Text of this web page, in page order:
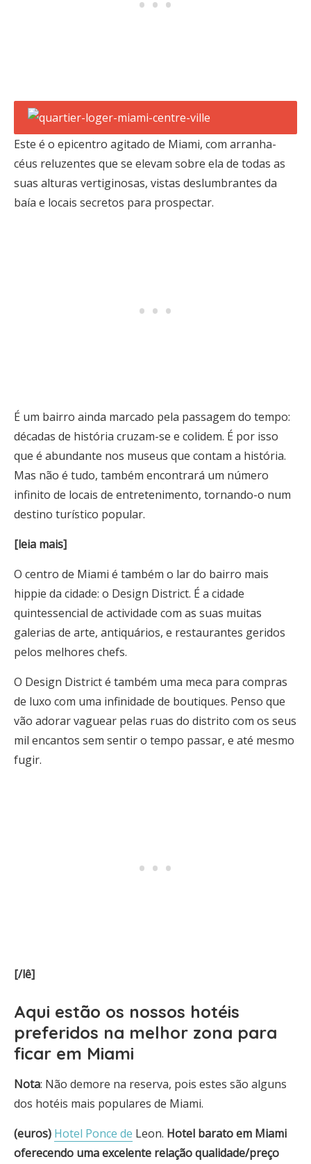
Este é o epicentro agitado de Miami, com arranha-
céus reluzentes que se elevam sobre ela de todas as
suas alturas vertiginosas, vistas deslumbrantes da
baía e locais secretos para prospectar.
É um bairro ainda marcado pela passagem do tempo:
décadas de história cruzam-se e colidem. É por isso
que é abundante nos museus que contam a história.
Mas não é tudo, também encontrará um número
infinito de locais de entretenimento, tornando-o num
destino turístico popular.
[leia mais]
O centro de Miami é também o lar do bairro mais
hippie da cidade: o Design District. É a cidade
quintessencial de actividade com as suas muitas
galerias de arte, antiquários, e restaurantes geridos
pelos melhores chefs.
O Design District é também uma meca para compras
de luxo com uma infinidade de boutiques. Penso que
vão adorar vaguear pelas ruas do distrito com os seus
mil encantos sem sentir o tempo passar, e até mesmo
fugir.
[/lê]
Aqui estão os nossos hotéis
preferidos na melhor zona para
ficar em Miami
Nota: Não demore na reserva, pois estes são alguns
dos hotéis mais populares de Miami.
(euros) Hotel Ponce de Leon. Hotel barato em Miami
oferecendo uma excelente relação qualidade/preço